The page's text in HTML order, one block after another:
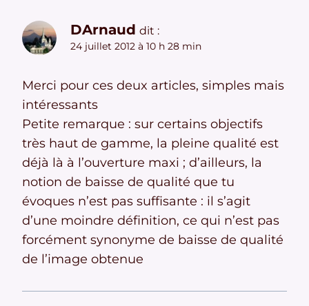
DArnaud dit :
24 juillet 2012 à 10 h 28 min
Merci pour ces deux articles, simples mais
intéressants
Petite remarque : sur certains objectifs
très haut de gamme, la pleine qualité est
déjà là à l’ouverture maxi ; d’ailleurs, la
notion de baisse de qualité que tu
évoques n’est pas suffisante : il s’agit
d’une moindre définition, ce qui n’est pas
forcément synonyme de baisse de qualité
de l’image obtenue